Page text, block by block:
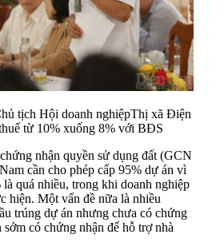
tịch Hội doanh nghiệpThị xã Điện
từ 10% xuống 8% với BĐS
nhận quyền sử dụng đất (GCN
cần cho phép cấp 95% dự án vì
quá nhiều, trong khi doanh nghiệp
hiện. Một vấn đề nữa là nhiều
trúng dự án nhưng chưa có chứng
sớm có chứng nhận để hỗ trợ nhà